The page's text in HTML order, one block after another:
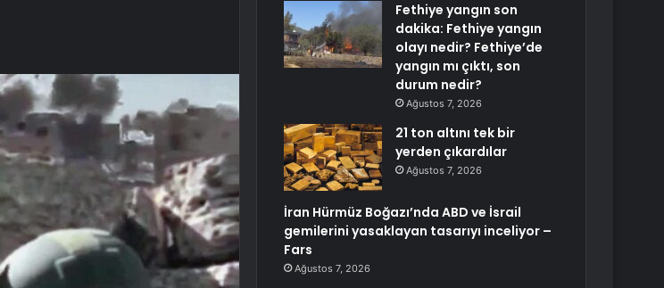
Fethiye yangın son
dakika: Fethiye yangın
olayı nedir? Fethiye’de
yangın mı çıktı, son
durum nedir?
Ağustos 7, 2026
21 ton altını tek bir
yerden çıkardılar
Ağustos 7, 2026
İran Hürmüz Boğazı’nda ABD ve İsrail
gemilerini yasaklayan tasarıyı inceliyor –
Fars
Ağustos 7, 2026